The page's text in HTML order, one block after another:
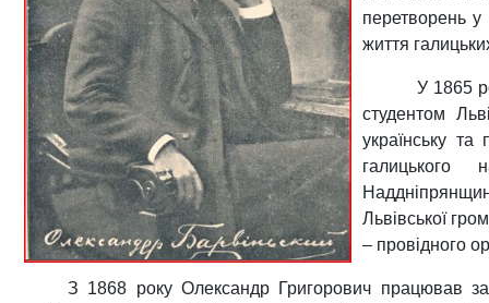
перетворень у
життя
У 1865
студентом
українську та
галицького
Львівської
– провідного
З 1868 року Олександр Григорович працював